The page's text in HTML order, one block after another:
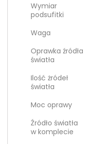
Wymiar
podsufitki
Waga
Oprawka źródła
światła
Ilość żródeł
światła
Moc oprawy
Źródło światła
w komplecie